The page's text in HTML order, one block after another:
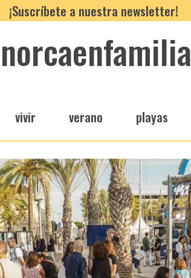
¡Suscríbete a nuestra newsletter!
vivir verano playas